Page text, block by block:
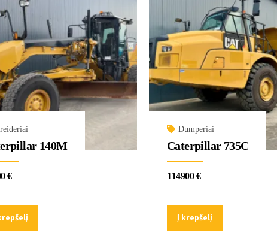
140M
€
Dumperiai
Caterpillar 735C
114900€
Į krepšelį